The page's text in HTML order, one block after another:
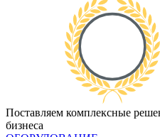
Поставляем комплексные
бизнеса